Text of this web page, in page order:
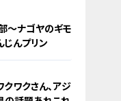
～ナゴヤのギモ
じんプリン
クワクさん、アジ